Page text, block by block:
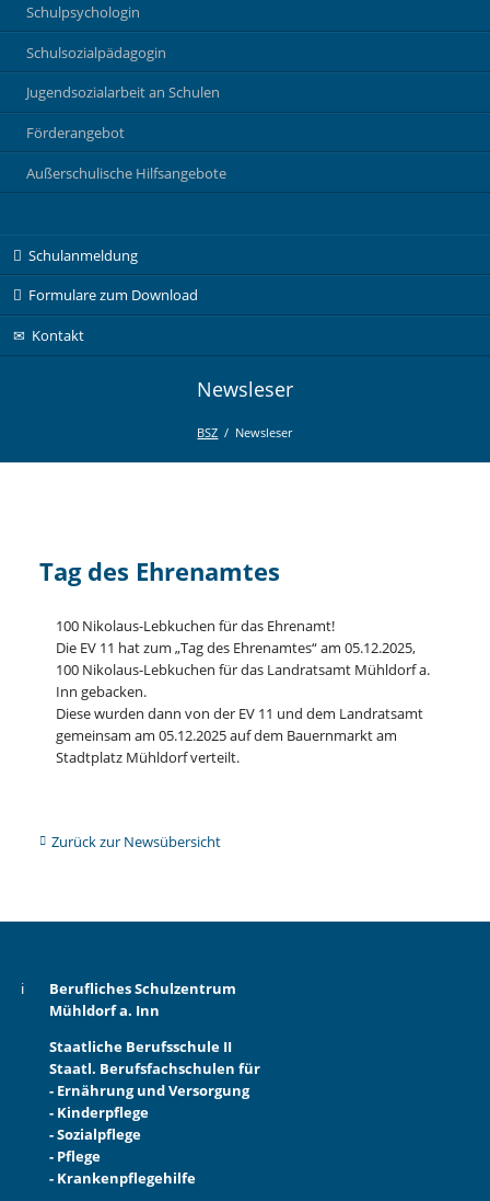
Schulpsychologin
Schulsozialpädagogin
Jugendsozialarbeit an Schulen
Förderangebot
Außerschulische Hilfsangebote
überspringen
Schulanmeldung
Formulare zum Download
Kontakt
Newsleser
BSZ Newsleser
Tag des Ehrenamtes
100 Nikolaus-Lebkuchen für das Ehrenamt!
Die EV 11 hat zum „Tag des Ehrenamtes“ am 05.12.2025,
100 Nikolaus-Lebkuchen für das Landratsamt Mühldorf a.
Inn gebacken.
Diese wurden dann von der EV 11 und dem Landratsamt
gemeinsam am 05.12.2025 auf dem Bauernmarkt am
Stadtplatz Mühldorf verteilt.
Zurück zur Newsübersicht
Berufliches Schulzentrum
Mühldorf a. Inn
Staatliche Berufsschule II
Staatl. Berufsfachschulen für
- Ernährung und Versorgung
- Kinderpflege
- Sozialpflege
- Pflege
- Krankenpflegehilfe